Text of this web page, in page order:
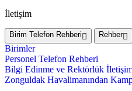
İletişim
Birim Telefon Rehberi Rehber
Birimler
Personel Telefon Rehberi
Bilgi Edinme ve Rektörlük
Zonguldak Havalimanından